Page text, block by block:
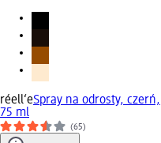
réell‘eSpray na odrosty, czerń,
75 ml
(65)